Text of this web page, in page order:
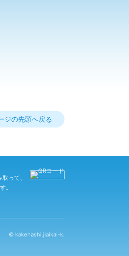
ジの先頭へ戻る
って、
。
© kakehashi.jiaikai-k.